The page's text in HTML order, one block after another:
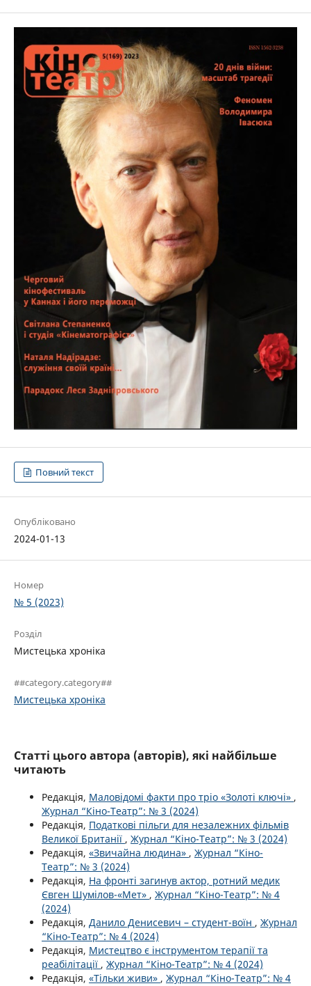
Повний текст
Опубліковано
2024-01-13
Номер
№ 5 (2023)
Розділ
Мистецька хроніка
##category.category##
Мистецька хроніка
Статті цього автора (авторів), які найбільше
читають
Редакція, Маловідомі факти про тріо «Золоті ключі» ,
Журнал “Кіно-Театр”: № 3 (2024)
Редакція, Податкові пільги для незалежних фільмів
Великої Британії , Журнал “Кіно-Театр”: № 3 (2024)
Редакція, «Звичайна людина» , Журнал “Кіно-
Театр”: № 3 (2024)
Редакція, На фронті загинув актор, ротний медик
Євген Шумілов-«Мет» , Журнал “Кіно-Театр”: № 4
(2024)
Редакція, Данило Денисевич – студент-воїн , Журнал
“Кіно-Театр”: № 4 (2024)
Редакція, Мистецтво є інструментом терапії та
реабілітації , Журнал “Кіно-Театр”: № 4 (2024)
Редакція, «Тільки живи» , Журнал “Кіно-Театр”: № 4